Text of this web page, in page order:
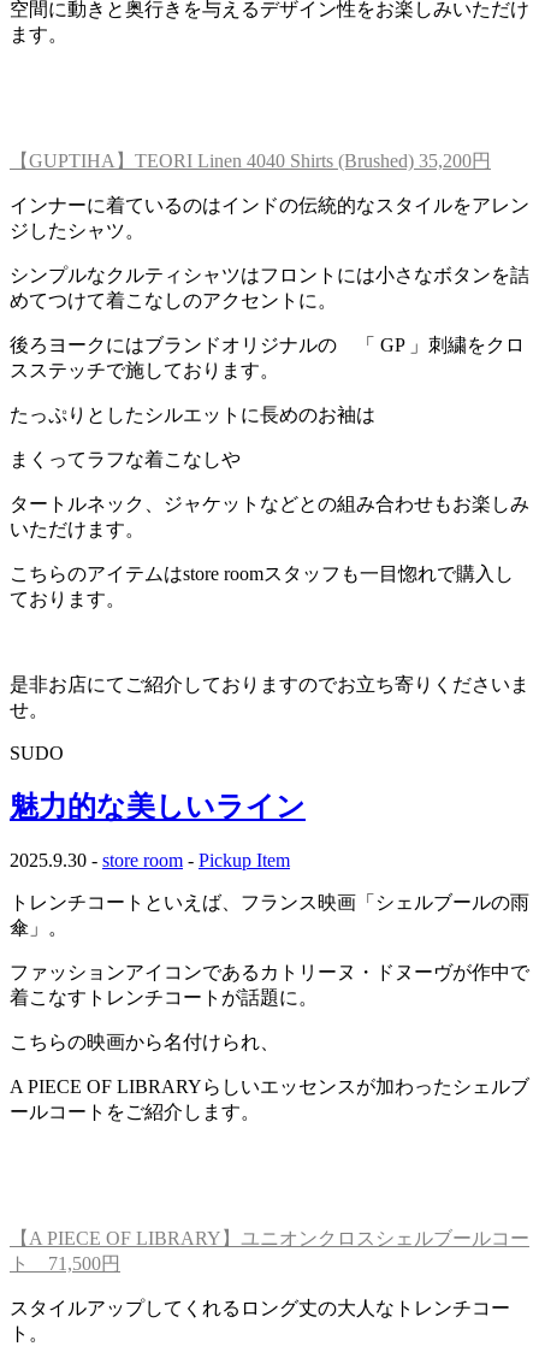
空間に動きと奥行きを与えるデザイン性をお楽しみいただけ
ます。
【GUPTIHA】TEORI Linen 4040 Shirts (Brushed) 35,200円
インナーに着ているのはインドの伝統的なスタイルをアレン
ジしたシャツ。
シンプルなクルティシャツはフロントには小さなボタンを詰
めてつけて着こなしのアクセントに。
後ろヨークにはブランドオリジナルの 「 GP 」刺繍をクロ
スステッチで施しております。
たっぷりとしたシルエットに長めのお袖は
まくってラフな着こなしや
タートルネック、ジャケットなどとの組み合わせもお楽しみ
いただけます。
こちらのアイテムはstore roomスタッフも一目惚れで購入し
ております。
是非お店にてご紹介しておりますのでお立ち寄りくださいま
せ。
SUDO
魅力的な美しいライン
2025.9.30 - store room - Pickup Item
トレンチコートといえば、フランス映画「シェルブールの雨
傘」。
ファッションアイコンであるカトリーヌ・ドヌーヴが作中で
着こなすトレンチコートが話題に。
こちらの映画から名付けられ、
A PIECE OF LIBRARYらしいエッセンスが加わったシェルブ
ールコートをご紹介します。
【A PIECE OF LIBRARY】ユニオンクロスシェルブールコー
ト 71,500円
スタイルアップしてくれるロング丈の大人なトレンチコー
ト。